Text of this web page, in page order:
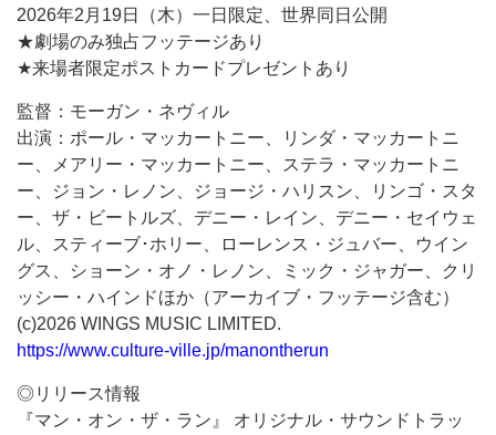
2026年2月19日（木）一日限定、世界同日公開
★劇場のみ独占フッテージあり
★来場者限定ポストカードプレゼントあり
監督：モーガン・ネヴィル
出演：ポール・マッカートニー、リンダ・マッカートニ
ー、メアリー・マッカートニー、ステラ・マッカートニ
ー、ジョン・レノン、ジョージ・ハリスン、リンゴ・スタ
ー、ザ・ビートルズ、デニー・レイン、デニー・セイウェ
ル、スティーブ･ホリー、ローレンス・ジュバー、ウイン
グス、ショーン・オノ・レノン、ミック・ジャガー、クリ
ッシー・ハインドほか（アーカイブ・フッテージ含む）
(c)2026 WINGS MUSIC LIMITED.
https://www.culture-ville.jp/manontherun
◎リリース情報
『マン・オン・ザ・ラン』 オリジナル・サウンドトラッ